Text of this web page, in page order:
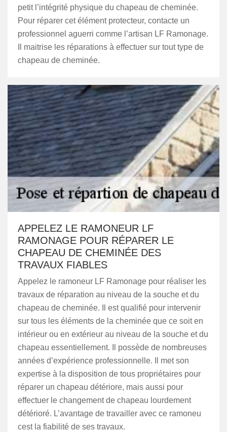
petit l’intégrité physique du chapeau de cheminée.
Pour réparer cet élément protecteur, contacte un
professionnel aguerri comme l’artisan LF Ramonage.
Il maitrise les réparations à effectuer sur tout type de
chapeau de cheminée.
APPELEZ LE RAMONEUR LF
RAMONAGE POUR RÉPARER LE
CHAPEAU DE CHEMINÉE DES
TRAVAUX FIABLES
Appelez le ramoneur LF Ramonage pour réaliser les
travaux de réparation au niveau de la souche et du
chapeau de cheminée. Il est qualifié pour intervenir
sur tous les éléments de la cheminée que ce soit en
intérieur ou en extérieur au niveau de la souche et du
chapeau essentiellement. Il possède de nombreuses
années d’expérience professionnelle. Il met son
expertise à la disposition de tous propriétaires pour
réparer un chapeau détériore, mais aussi pour
effectuer le changement de chapeau lourdement
détérioré. L’avantage de travailler avec ce ramoneu
cest la fiabilité de ses travaux.